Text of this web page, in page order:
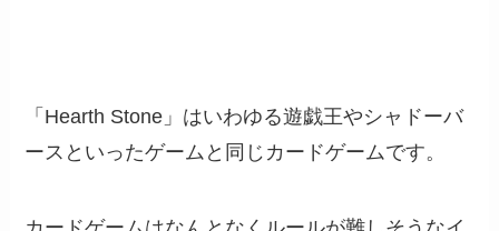
「Hearth Stone」はいわゆる遊戯王やシャドーバ
ースといったゲームと同じカードゲームです。